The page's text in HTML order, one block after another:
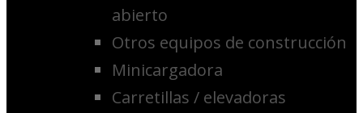
abierto
Otros equipos de construcción
Minicargadora
Carretillas / elevadoras